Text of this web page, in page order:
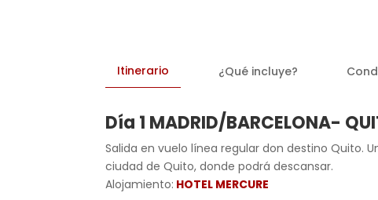
Itinerario ¿Qué incluye?
Día 1 MADRID/BARCELONA-
Salida en vuelo línea regular don destino Quito.
ciudad de Quito, donde podrá descansar.
Alojamiento: HOTEL MERCURE